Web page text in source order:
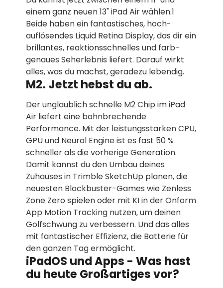
einem ganz neuen 13" iPad Air wählen.1
Beide haben ein fantastisches, hoch­
auflösendes Liquid Retina Display, das dir ein
brillantes, reaktions­schnelles und farb­
genaues Seh­erlebnis liefert. Darauf wirkt
alles, was du machst, geradezu lebendig.
M2. Jetzt hebst du ab.
Der unglaublich schnelle M2 Chip im iPad
Air liefert eine bahn­brechende
Performance. Mit der leistungs­starken CPU,
GPU und Neural Engine ist es fast 50 %
schneller als die vorherige Generation.
Damit kannst du den Umbau deines
Zuhauses in Trimble SketchUp planen, die
neuesten Blockbuster-Games wie Zenless
Zone Zero spielen oder mit KI in der Onform
App Motion Tracking nutzen, um deinen
Golf­schwung zu verbessern. Und das alles
mit fantastischer Effizienz, die Batterie für
den ganzen Tag ermöglicht.
iPadOS und Apps - Was hast
du heute Großartiges vor?